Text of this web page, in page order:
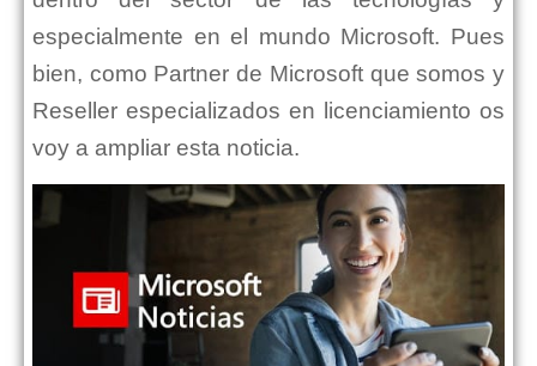
especialmente en el mundo Microsoft. Pues
bien, como Partner de Microsoft que somos y
Reseller especializados en licenciamiento os
voy a ampliar esta noticia.